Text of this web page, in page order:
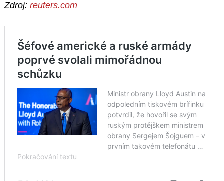
Zdroj: reuters.com